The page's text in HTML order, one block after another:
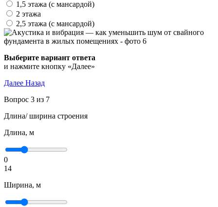
1,5 этажа (с мансардой)
2 этажа
2,5 этажа (с мансардой)
Выберите вариант ответа
и нажмите кнопку «Далее»
Далее Назад
Вопрос 3 из 7
Длина/ ширина строения
Длина, м
0
14
Ширина, м